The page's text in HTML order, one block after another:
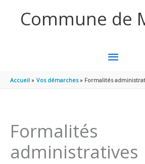
Commune de
MENU
Accueil Vos démarches Formalités
Formalités
administratives